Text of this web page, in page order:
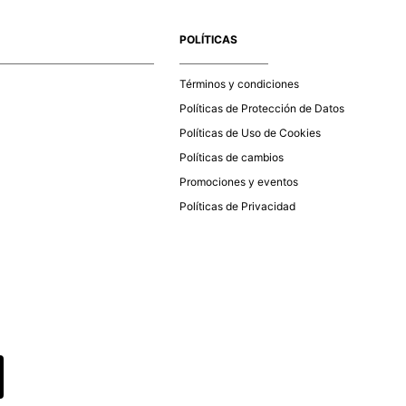
puedes ingresar al menú de “Mi cuenta - Mis Pedidos” en
POLÍTICAS
Términos y condiciones
Políticas de Protección de Datos
Políticas de Uso de Cookies
Políticas de cambios
Promociones y eventos
Políticas de Privacidad